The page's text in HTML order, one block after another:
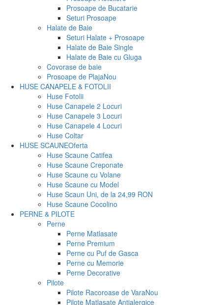
Prosoape de Bucatarie
Seturi Prosoape
Halate de Baie
Seturi Halate + Prosoape
Halate de Baie Single
Halate de Baie cu Gluga
Covorase de baie
Prosoape de PlajaNou
HUSE CANAPELE & FOTOLII
Huse Fotolii
Huse Canapele 2 Locuri
Huse Canapele 3 Locuri
Huse Canapele 4 Locuri
Huse Coltar
HUSE SCAUNEOferta
Huse Scaune Catifea
Huse Scaune Creponate
Huse Scaune cu Volane
Huse Scaune cu Model
Huse Scaun Uni, de la 24,99 RON
Huse Scaune Cocolino
PERNE & PILOTE
Perne
Perne Matlasate
Perne Premium
Perne cu Puf de Gasca
Perne cu Memorie
Perne Decorative
Pilote
Pilote Racoroase de VaraNou
Pilote Matlasate Antialergice